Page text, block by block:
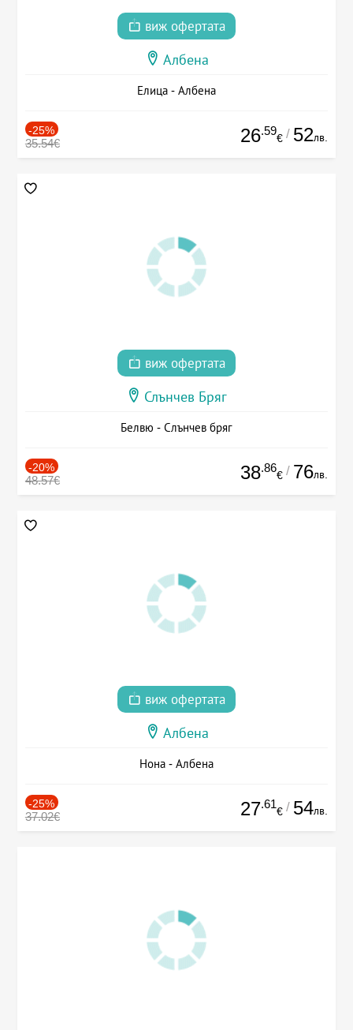
виж офертата
Албена
Елица - Албена
-25%
35.54€ 26.59
€ / 52лв.
виж офертата
Слънчев Бряг
Белвю - Слънчев бряг
-20%
48.57€ 38.86
€ / 76лв.
виж офертата
Албена
Нона - Албена
-25%
37.02€ 27.61
€ / 54лв.